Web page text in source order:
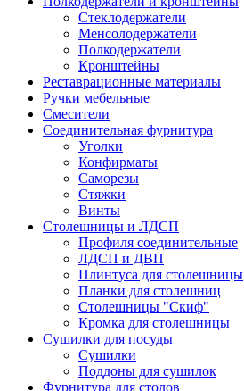
Стеклодержатели
Менсолодержатели
Полкодержатели
Кронштейны
Реставрационные материалы
Ручки мебельные
Смесители
Соединительная фурнитура
Уголки
Конфирматы
Саморезы
Стяжки
Винты
Столешницы и ЛДСП
Профиля соединительные
ЛДСП и ДВП
Плинтуса для столешницы
Планки для столешниц
Столешницы "Скиф"
Кромка для столешницы
Сушилки для посуды
Сушилки
Поддоны для сушилок
Фурнитура для столов